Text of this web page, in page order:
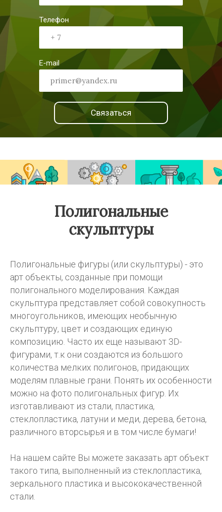
Телефон
E-mail
Связаться
Полигональные
скульптуры
Полигональные фигуры (или скульптуры) - это
арт объекты, созданные при помощи
полигонального моделирования. Каждая
скульптура представляет собой совокупность
многоугольников, имеющих необычную
скульптуру, цвет и создающих единую
композицию. Часто их еще называют 3D-
фигурами, т.к они создаются из большого
количества мелких полигонов, придающих
моделям плавные грани. Понять их особенности
можно на фото полигональных фигур. Их
изготавливают из стали, пластика,
стеклопластика, латуни и меди, дерева, бетона,
различного вторсырья и в том числе бумаги!
На нашем сайте Вы можете заказать арт объект
такого типа, выполненный из стеклопластика,
зеркального пластика и высококачественной
стали.